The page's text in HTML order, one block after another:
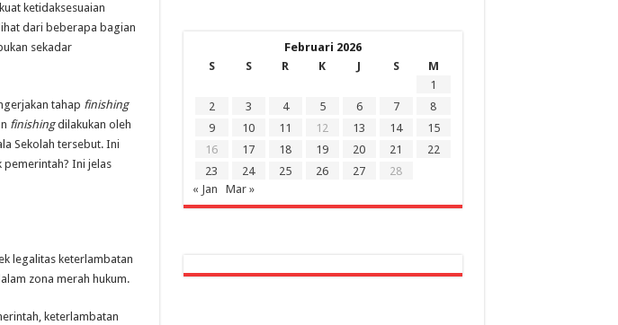
ketidaksesuaian
dari beberapa bagian
sekadar
tahap finishing
finishingdilakukan oleh
Sekolah tersebut. Ini
Ini jelas
legalitas keterlambatan
zona merah hukum.
keterlambatan
Februari 2026
S
S R K J S
M
1
2
3 4 5 6 7
8
9
10 11 12 13 14
15
16
17 18 19 20 21
22
23
24 25 26 27
28
« Jan
Mar »